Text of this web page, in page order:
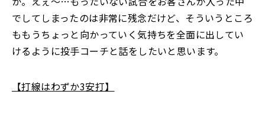
でしてしまったのは非常に残念だけど、そういうところ
ももうちょっと向かっていく気持ちを全面に出してい
けるように投手コーチと話をしたいと思います。
【打線はわずか3安打】